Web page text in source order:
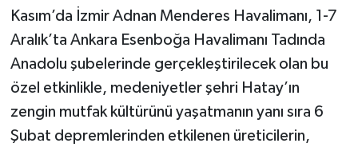
Kasım’da İzmir Adnan Menderes Havalimanı, 1-7
Aralık’ta Ankara Esenboğa Havalimanı Tadında
Anadolu şubelerinde gerçekleştirilecek olan bu
özel etkinlikle, medeniyetler şehri Hatay’ın
zengin mutfak kültürünü yaşatmanın yanı sıra 6
Şubat depremlerinden etkilenen üreticilerin,